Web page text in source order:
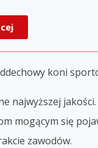
koni
najwyższej
mogącym się
zawodów.